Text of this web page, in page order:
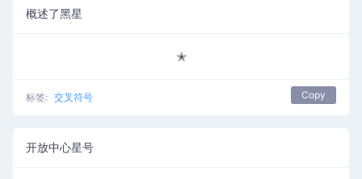
概述了黑星
✭
标签: 交叉符号 Copy
开放中心星号